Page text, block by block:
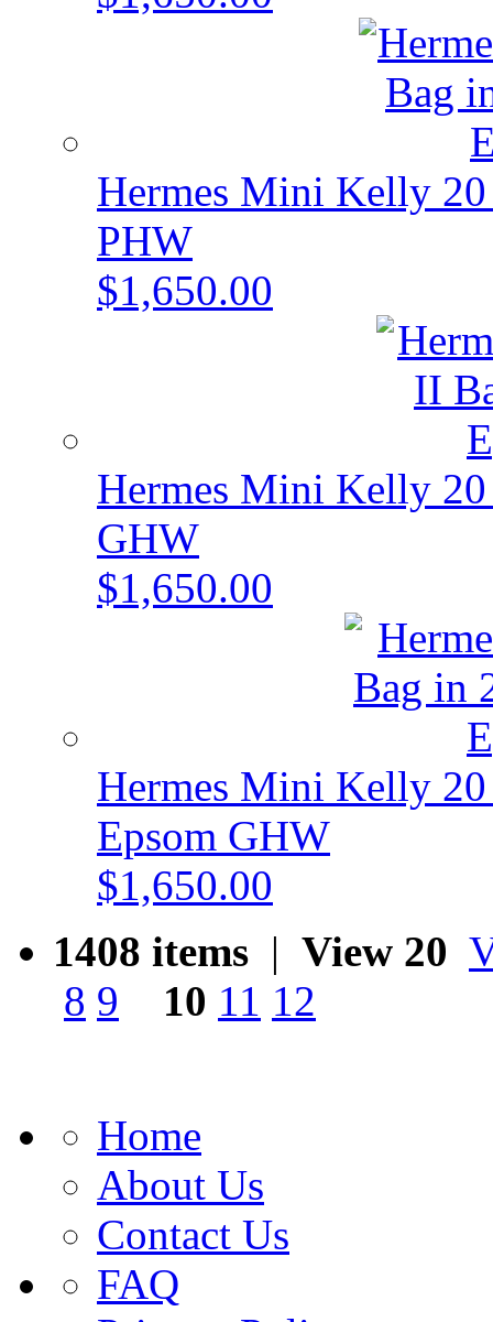
Hermes Mini Kelly
PHW
$1,650.00
Hermes Mini Kelly
GHW
$1,650.00
Hermes Mini Kelly
Epsom GHW
$1,650.00
1408 items | View 20
8 9 10 11 12
Home
About Us
Contact Us
FAQ